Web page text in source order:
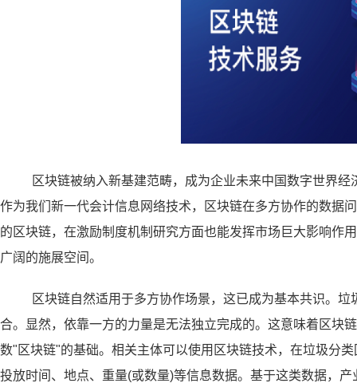
区块链被纳入新基建范畴，成为企业未来中国数字世界
作为我们新一代会计信息网络技术，区块链在多方协作的数据
的区块链，在激励制度机制研究方面也能发挥市场巨大影响作
广阔的施展空间。
区块链自然适用于多方协作场景，这已成为基本共识。
合。显然，依靠一方的力量是无法独立完成的。这意味着区块
数"区块链"的基础。相关主体可以使用区块链技术，在垃圾分
投放时间、地点、重量(或数量)等信息数据。基于这类数据，